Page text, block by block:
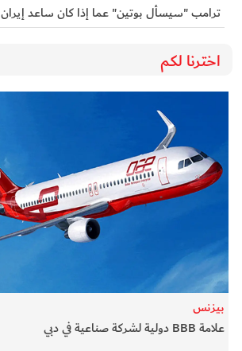
ترامب "سيسأل بوتين" عما إذا كان ساعد إيران
اخترنا لكم
بيزنس
علامة BBB دولية لشركة صناعية في دبي